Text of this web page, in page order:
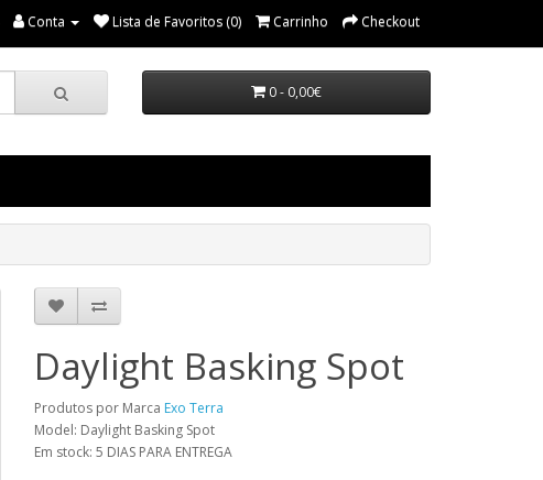
Conta Lista de Favoritos (0) Carrinho Checkout
0 - 0,00€
Daylight Basking Spot
Produtos por Marca Exo Terra
Model: Daylight Basking Spot
Em stock: 5 DIAS PARA ENTREGA